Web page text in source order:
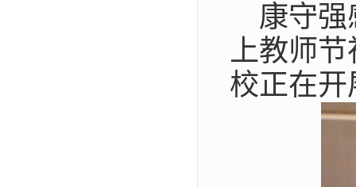
康守
上教师
校正在